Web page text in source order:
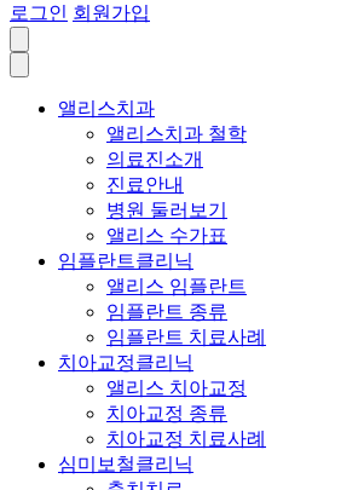
로그인 회원가입
앨리스치과
앨리스치과 철학
의료진소개
진료안내
병원 둘러보기
앨리스 수가표
임플란트클리닉
앨리스 임플란트
임플란트 종류
임플란트 치료사례
치아교정클리닉
앨리스 치아교정
치아교정 종류
치아교정 치료사례
심미보철클리닉